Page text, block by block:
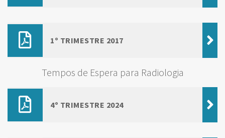
1º TRIMESTRE 2017
Tempos de Espera para Radiologia
4º TRIMESTRE 2024